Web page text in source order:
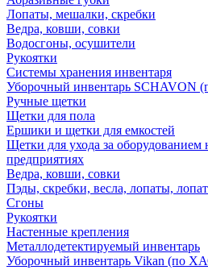
Лопаты, мешалки, скребки
Ведра, ковши, совки
Водосгоны, осушители
Рукоятки
Системы хранения инвентаря
Уборочный инвентарь
Ручные щетки
Щетки для пола
Ершики и щетки для емкостей
Щетки для ухода за
предприятиях
Ведра, ковши, совки
Пэды, скребки, весла, лопаты,
Сгоны
Рукоятки
Настенные крепления
Металлодетектируемый инвентарь
Уборочный инвентарь Vikan (по